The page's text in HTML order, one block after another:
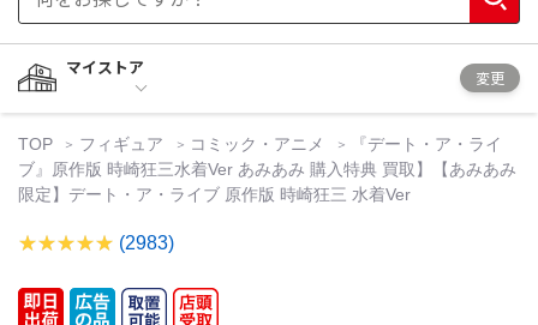
マイストア
変更
TOP フィギュア コミック・アニメ
『デート・ア・ライ
ブ』原作版 時崎狂三水着Ver あみあみ 購入特典 買取】【あみあみ
限定】デート・ア・ライブ 原作版 時崎狂三 水着Ver
(2983)